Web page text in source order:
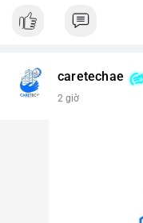
#blockchain #cryptonews
#vlikevn #titanbot
caretechae
2 giờ